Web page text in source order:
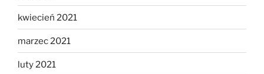
kwiecień 2021
marzec 2021
luty 2021